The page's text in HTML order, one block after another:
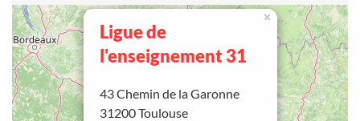
Ligue de
l'enseignement 31
43 Chemin de la Garonne
31200 Toulouse
×